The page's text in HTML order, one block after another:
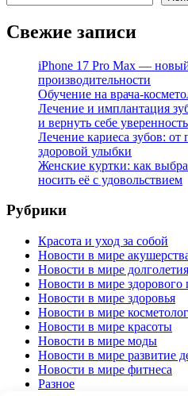
Свежие записи
iPhone 17 Pro Max —
производительности
Обучение на врача-
Лечение и имплантация
и вернуть себе уверенность
Лечение кариеса зубов:
здоровой улыбки
Женские куртки: как
носить её с удовольствием
Рубрики
Красота и уход за собой
Новости в мире
Новости в мире долголетия
Новости в мире здорового
Новости в мире здоровья
Новости в мире
Новости в мире красоты
Новости в мире моды
Новости в мире развитие
Новости в мире фитнеса
Разное